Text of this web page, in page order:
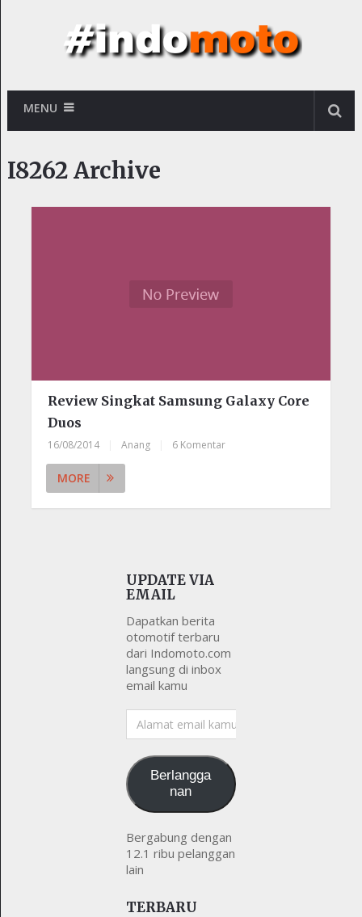
MENU
I8262 Archive
Review Singkat Samsung Galaxy Core
Duos
16/08/2014 Anang 6 Komentar
MORE
UPDATE VIA
EMAIL
Dapatkan berita
otomotif terbaru
dari Indomoto.com
langsung di inbox
email kamu
Alamat
email
Berlangga
nan
Bergabung dengan
12.1 ribu pelanggan
lain
TERBARU